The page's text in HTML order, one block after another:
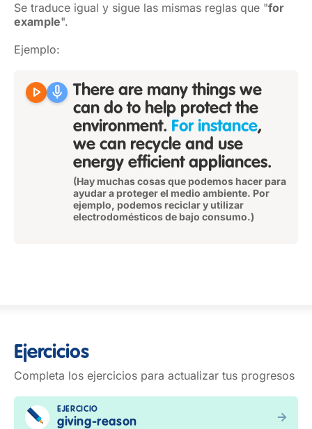
Se traduce igual y sigue las mismas reglas que "for
example".
Ejemplo:
play_arrow mic There are many things we
can do to help protect the
environment. For instance,
we can recycle and use
energy efficient appliances.
(Hay muchas cosas que podemos hacer para
ayudar a proteger el medio ambiente. Por
ejemplo, podemos reciclar y utilizar
electrodomésticos de bajo consumo.)
Ejercicios
Completa los ejercicios para actualizar tus progresos
EJERCICIO
giving-reason